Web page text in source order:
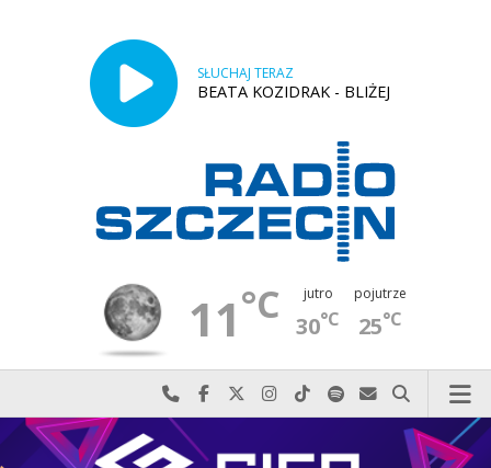
SŁUCHAJ TERAZ
BEATA KOZIDRAK - BLIŻEJ
11°C jutro
30°C
pojutrze
25°C
Najlepiej po prostu do nas zadzwoń
Odwiedź nas na Facebook-u
Odwiedź nas na X
Odwiedź nas na Instagram-ie
Odwiedź nas na TikTok-u
Szukaj nas na Spotify
Wyślij do nas
Szukaj